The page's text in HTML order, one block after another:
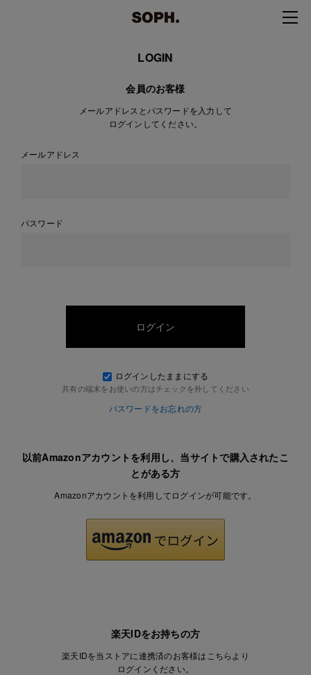
LOGIN
会員のお客様
メールアドレスとパスワードを入力して
ログインしてください。
メールアドレス
パスワード
ログインしたままにする
共有の端末をお使いの方はチェックを外してください
パスワードをお忘れの方
以前Amazonアカウントを利用し、当サイトで購入されたこ
とがある方
Amazonアカウントを利用してログインが可能です。
楽天IDをお持ちの方
楽天IDを当ストアに連携済のお客様はこちらより
ログインください。